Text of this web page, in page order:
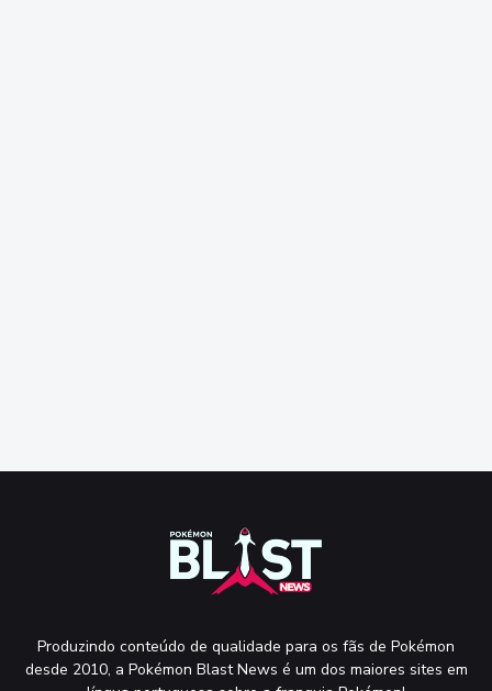
Produzindo conteúdo de qualidade para os fãs de Pokémon
desde 2010, a Pokémon Blast News é um dos maiores sites em